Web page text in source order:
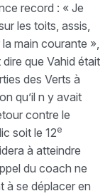
record : « Je
les toits, assis,
main courante »,
que Vahid était
des Verts à
qu’il n y avait
contre le
soit le 12e
à atteindre
du coach ne
à se déplacer en